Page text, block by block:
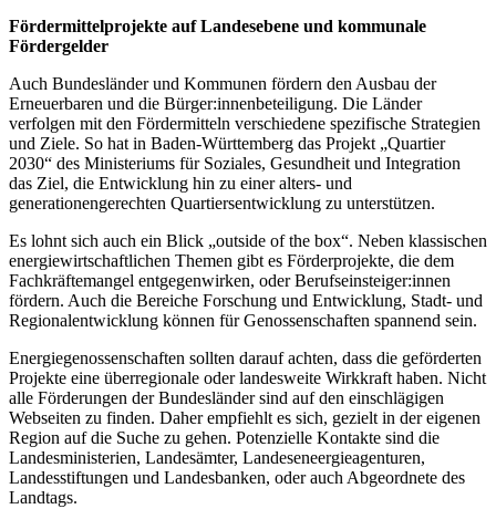
Fördermittelprojekte auf Landesebene und kommunale
Fördergelder
Auch Bundesländer und Kommunen fördern den Ausbau der
Erneuerbaren und die Bürger:innenbeteiligung. Die Länder
verfolgen mit den Fördermitteln verschiedene spezifische Strategien
und Ziele. So hat in Baden-Württemberg das Projekt „Quartier
2030“ des Ministeriums für Soziales, Gesundheit und Integration
das Ziel, die Entwicklung hin zu einer alters- und
generationengerechten Quartiersentwicklung zu unterstützen.
Es lohnt sich auch ein Blick „outside of the box“. Neben klassischen
energiewirtschaftlichen Themen gibt es Förderprojekte, die dem
Fachkräftemangel entgegenwirken, oder Berufseinsteiger:innen
fördern. Auch die Bereiche Forschung und Entwicklung, Stadt- und
Regionalentwicklung können für Genossenschaften spannend sein.
Energiegenossenschaften sollten darauf achten, dass die geförderten
Projekte eine überregionale oder landesweite Wirkkraft haben. Nicht
alle Förderungen der Bundesländer sind auf den einschlägigen
Webseiten zu finden. Daher empfiehlt es sich, gezielt in der eigenen
Region auf die Suche zu gehen. Potenzielle Kontakte sind die
Landesministerien, Landesämter, Landeseneergieagenturen,
Landesstiftungen und Landesbanken, oder auch Abgeordnete des
Landtags.